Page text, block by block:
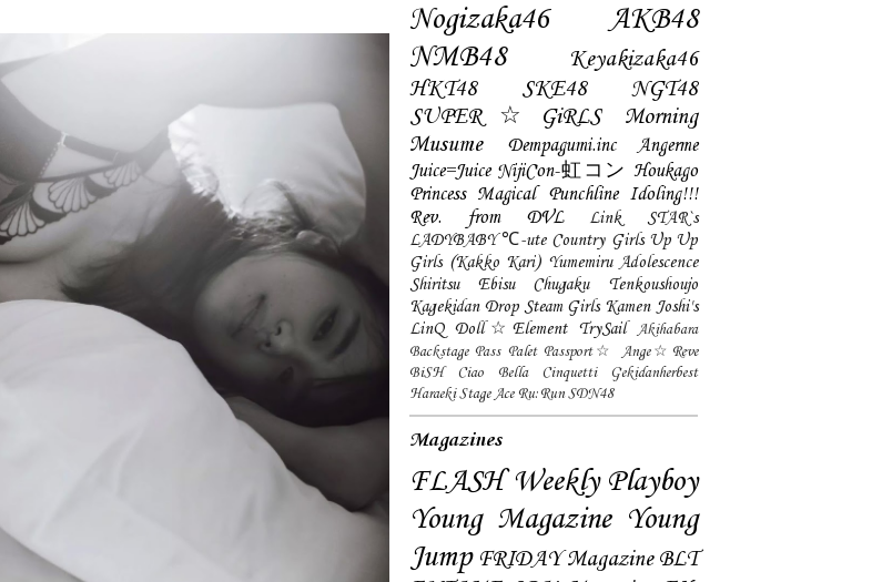
Nogizaka46
AKB48
NMB48
Keyakizaka46
HKT48
SKE48
NGT48
SUPER☆GiRLS
Morning
Musume
Dempagumi.inc
Angerme
Juice=Juice NijiCon-虹コン Houkago
Princess Magical Punchline Idoling!!!
Rev. from DVL
Link STAR`s
LADYBABY ℃-ute Country Girls Up Up
Girls (Kakko Kari) Yumemiru Adolescence
Shiritsu Ebisu Chugaku
Tenkoushoujo
Kagekidan Drop Steam Girls Kamen Joshi's
LinQ Doll☆Element TrySail
Akihabara
Backstage Pass Palet Passport☆
Ange☆Reve
BiSH
Ciao Bella Cinquetti
Gekidanherbest
Haraeki Stage Ace Ru:Run SDN48
Magazines
FLASH Weekly Playboy
Young Magazine Young
Jump FRIDAY Magazine BLT